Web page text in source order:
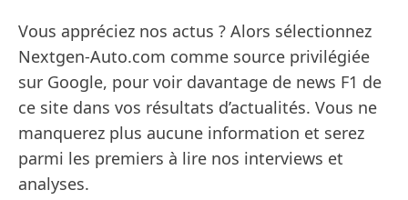
Vous appréciez nos actus ? Alors sélectionnez
Nextgen-Auto.com comme source privilégiée
sur Google, pour voir davantage de news F1 de
ce site dans vos résultats d’actualités. Vous ne
manquerez plus aucune information et serez
parmi les premiers à lire nos interviews et
analyses.